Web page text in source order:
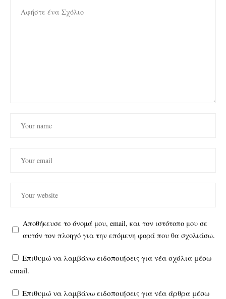
Αποθήκευσε το όνομά μου, email, και τον ιστότοπο μου σε
αυτόν τον πλοηγό για την επόμενη φορά που θα σχολιάσω.
Επιθυμώ να λαμβάνω ειδοποιήσεις για νέα σχόλια μέσω
email.
Επιθυμώ να λαμβάνω ειδοποιήσεις για νέα άρθρα μέσω